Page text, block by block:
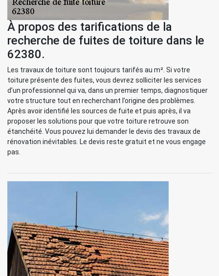
À propos des tarifications de la
recherche de fuites de toiture dans le
62380.
Les travaux de toiture sont toujours tarifés au m². Si votre
toiture présente des fuites, vous devrez solliciter les services
d’un professionnel qui va, dans un premier temps, diagnostiquer
votre structure tout en recherchant l’origine des problèmes.
Après avoir identifié les sources de fuite et puis après, il va
proposer les solutions pour que votre toiture retrouve son
étanchéité. Vous pouvez lui demander le devis des travaux de
rénovation inévitables. Le devis reste gratuit et ne vous engage
pas.